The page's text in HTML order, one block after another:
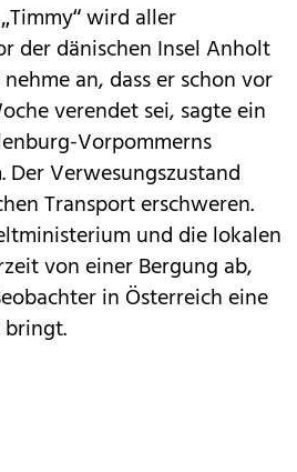
wird aller
der dänischen Insel Anholt
an, dass er schon vor
verendet sei, sagte ein
Vorpommerns
Verwesungszustand
Transport erschweren.
und die lokalen
von einer Bergung ab,
in Österreich eine